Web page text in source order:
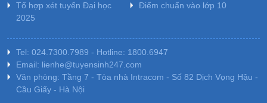
Tổ hợp xét tuyển Đại học
2025
Điểm chuẩn vào lớp 10
Tel: 024.7300.7989 - Hotline: 1800.6947
Email: lienhe@tuyensinh247.com
Văn phòng: Tầng 7 - Tòa nhà Intracom - Số 82 Dịch Vọng Hậu -
Cầu Giấy - Hà Nội